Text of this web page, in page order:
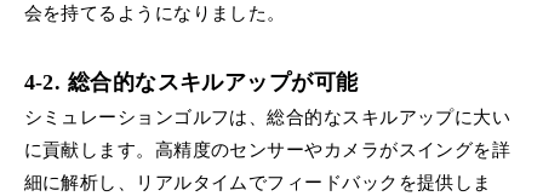
会を持てるようになりました。
4-2. 総合的なスキルアップが可能
シミュレーションゴルフは、総合的なスキルアップに大い
に貢献します。高精度のセンサーやカメラがスイングを詳
細に解析し、リアルタイムでフィードバックを提供しま